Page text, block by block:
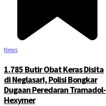
News
1.785 Butir Obat Keras Disita
di Neglasari, Polisi Bongkar
Dugaan Peredaran Tramadol-
Hexymer